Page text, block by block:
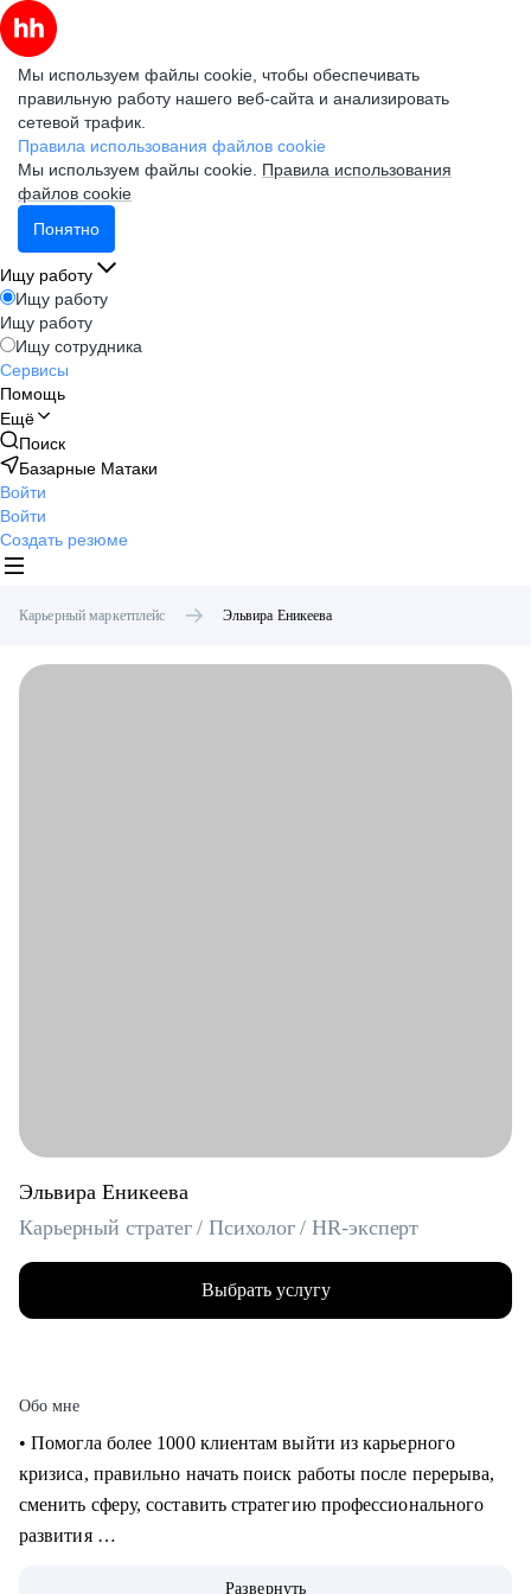
Мы используем файлы cookie, чтобы обеспечивать
правильную работу нашего веб-сайта и анализировать
сетевой трафик.
Правила использования файлов cookie
Мы используем файлы cookie. Правила использования
файлов cookie
Понятно
Ищу работу
Ищу работу
Ищу работу
Ищу сотрудника
Сервисы
Помощь
Ещё
Поиск
Базарные Матаки
Войти
Войти
Создать резюме
Карьерный маркетплейс Эльвира Еникеева
Эльвира Еникеева
Карьерный стратег / Психолог / HR-эксперт
Выбрать услугу
Обо мне
‌‌‌‌‌• Помогла более 1000 клиентам выйти из карьерного
кризиса, правильно начать поиск работы после перерыва,
сменить сферу, составить стратегию профессионального
развития
Развернуть